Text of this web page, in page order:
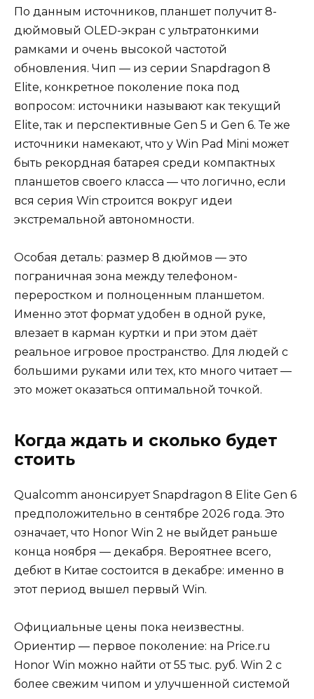
По данным источников, планшет получит 8-
дюймовый OLED-экран с ультратонкими
рамками и очень высокой частотой
обновления. Чип — из серии Snapdragon 8
Elite, конкретное поколение пока под
вопросом: источники называют как текущий
Elite, так и перспективные Gen 5 и Gen 6. Те же
источники намекают, что у Win Pad Mini может
быть рекордная батарея среди компактных
планшетов своего класса — что логично, если
вся серия Win строится вокруг идеи
экстремальной автономности.
Особая деталь: размер 8 дюймов — это
пограничная зона между телефоном-
переростком и полноценным планшетом.
Именно этот формат удобен в одной руке,
влезает в карман куртки и при этом даёт
реальное игровое пространство. Для людей с
большими руками или тех, кто много читает —
это может оказаться оптимальной точкой.
Когда ждать и сколько будет
стоить
Qualcomm анонсирует Snapdragon 8 Elite Gen 6
предположительно в сентябре 2026 года. Это
означает, что Honor Win 2 не выйдет раньше
конца ноября — декабря. Вероятнее всего,
дебют в Китае состоится в декабре: именно в
этот период вышел первый Win.
Официальные цены пока неизвестны.
Ориентир — первое поколение: на Price.ru
Honor Win можно найти от 55 тыс. руб. Win 2 с
более свежим чипом и улучшенной системой